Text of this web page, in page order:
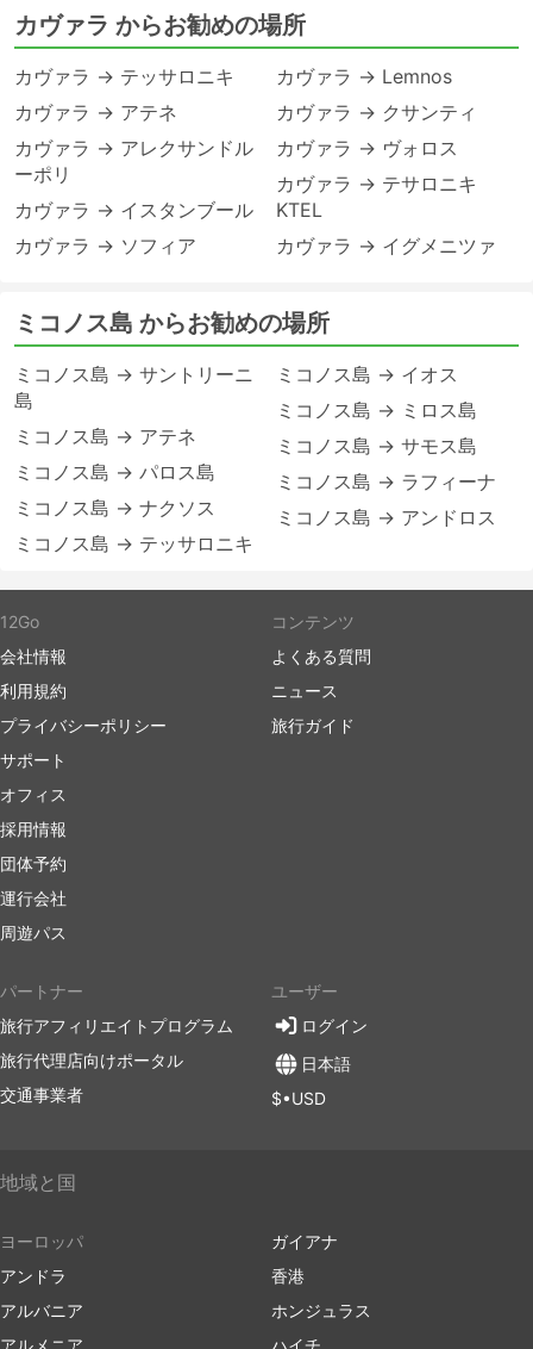
カヴァラ からお勧めの場所
カヴァラ → テッサロニキ
カヴァラ → アテネ
カヴァラ → アレクサンドル
ーポリ
カヴァラ → イスタンブール
カヴァラ → ソフィア
カヴァラ → Lemnos
カヴァラ → クサンティ
カヴァラ → ヴォロス
カヴァラ → テサロニキ
KTEL
カヴァラ → イグメニツァ
ミコノス島 からお勧めの場所
ミコノス島 → サントリーニ
島
ミコノス島 → アテネ
ミコノス島 → パロス島
ミコノス島 → ナクソス
ミコノス島 → テッサロニキ
ミコノス島 → イオス
ミコノス島 → ミロス島
ミコノス島 → サモス島
ミコノス島 → ラフィーナ
ミコノス島 → アンドロス
12Go
会社情報
利用規約
プライバシーポリシー
サポート
オフィス
採用情報
団体予約
運行会社
周遊パス
コンテンツ
よくある質問
ニュース
旅行ガイド
パートナー
旅行アフィリエイトプログラム
旅行代理店向けポータル
交通事業者
ユーザー
ログイン
日本語
$•USD
地域と国
ヨーロッパ
アンドラ
アルバニア
アルメニア
ガイアナ
香港
ホンジュラス
ハイチ